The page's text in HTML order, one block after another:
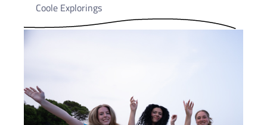
Coole Explorings